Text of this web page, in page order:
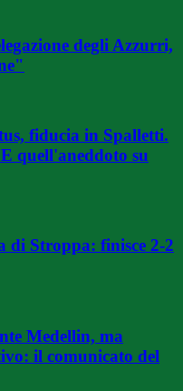
degli Azzurri,
fiducia in Spalletti.
quell'aneddoto su
di Stroppa: finisce 2-2
Medellin, ma
il comunicato del